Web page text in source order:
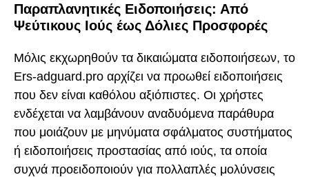
Παραπλανητικές Ειδοποιήσεις: Από
Ψεύτικους Ιούς έως Δόλιες Προσφορές
Μόλις εκχωρηθούν τα δικαιώματα ειδοποιήσεων, το
Ers-adguard.pro αρχίζει να προωθεί ειδοποιήσεις
που δεν είναι καθόλου αξιόπιστες. Οι χρήστες
ενδέχεται να λαμβάνουν αναδυόμενα παράθυρα
που μοιάζουν με μηνύματα σφάλματος συστήματος
ή ειδοποιήσεις προστασίας από ιούς, τα οποία
συχνά προειδοποιούν για πολλαπλές μολύνσεις